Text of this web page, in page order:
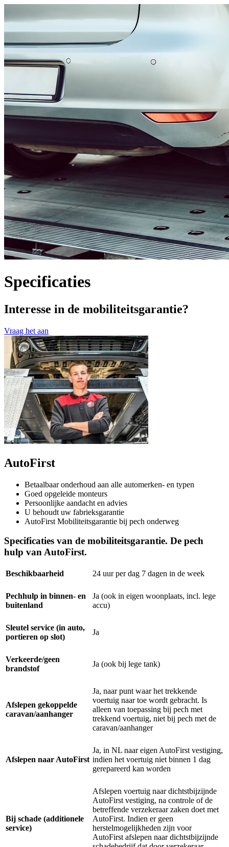
Specificaties
Interesse in de mobiliteitsgarantie?
Vraag het aan
AutoFirst
Betaalbaar onderhoud aan alle automerken- en typen
Goed opgeleide monteurs
Persoonlijke aandacht en advies
U behoudt uw fabrieksgarantie
AutoFirst Mobiliteitsgarantie bij pech onderweg
Specificaties van de mobiliteitsgarantie. De pech
hulp van AutoFirst.
Beschikbaarheid 24 uur per dag 7 dagen in de week
Pechhulp in binnen- en
buitenland
Ja (ook in eigen woonplaats, incl. lege
accu)
Sleutel service (in auto,
portieren op slot)
Ja
Verkeerde/geen
brandstof
Ja (ook bij lege tank)
Afslepen gekoppelde
caravan/aanhanger
Ja, naar punt waar het trekkende
voertuig naar toe wordt gebracht. Is
alleen van toepassing bij pech met
trekkend voertuig, niet bij pech met de
caravan/aanhanger
Afslepen naar AutoFirst
Ja, in NL naar eigen AutoFirst vestiging,
indien het voertuig niet binnen 1 dag
gerepareerd kan worden
Bij schade (additionele
service)
Afslepen voertuig naar dichtstbijzijnde
AutoFirst vestiging, na controle of de
betreffende verzekeraar zaken doet met
AutoFirst. Indien er geen
herstelmogelijkheden zijn voor
AutoFirst afslepen naar dichtstbijzijnde